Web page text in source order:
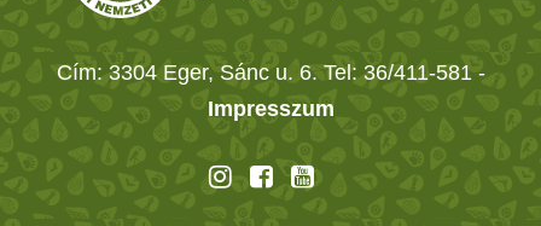
Cím: 3304 Eger, Sánc u. 6. Tel: 36/411-581 -
Impresszum